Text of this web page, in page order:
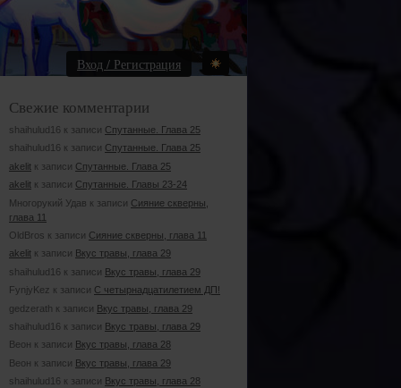
Вход / Регистрация
Свежие комментарии
shaihulud16 к записи Спутанные. Глава 25
shaihulud16 к записи Спутанные. Глава 25
akelit к записи Спутанные. Глава 25
akelit к записи Спутанные. Главы 23-24
Многорукий Удав к записи Сияние скверны,
глава 11
OldBros к записи Сияние скверны, глава 11
akelit к записи Вкус травы, глава 29
shaihulud16 к записи Вкус травы, глава 29
FynjyKez к записи С четырнадцатилетием ДП!
gedzerath к записи Вкус травы, глава 29
shaihulud16 к записи Вкус травы, глава 29
Веон к записи Вкус травы, глава 28
Веон к записи Вкус травы, глава 29
shaihulud16 к записи Вкус травы, глава 28